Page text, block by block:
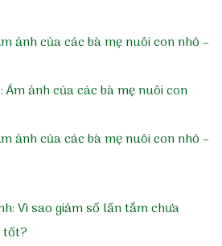
hàng
ảnh của các bà mẹ nuôi con nhỏ –
ảnh của các bà mẹ nuôi con nhỏ –
Vì sao giảm số lần tắm chưa
tốt?